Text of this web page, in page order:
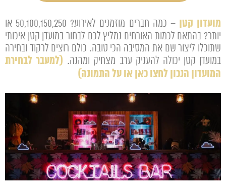
מועדון קטן
– כמה חברים מוזמנים לאירוע? 50,100,150,250 או
יותר? בהתאם לכמות האורחים נמליץ לכם לבחור במועדן קטן איכותי
שתוכלו ליצור שם את המסיבה הכי טובה. כולם רוצים לרקוד ובחירה
במועדן קטן יכולה להעניק ערב מצחיק ומהנה. (למעבר לבחירת
המועדון הנכון לחצו כאן או על התמונה)